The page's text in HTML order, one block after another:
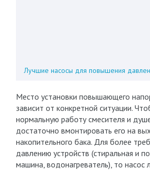
Лучшие насосы для повышения
Место установки повышающего
зависит от конкретной ситуации.
нормальную работу смесителя и
достаточно вмонтировать его на
накопительного бака. Для более
давлению устройств (стиральная и
машина, водонагреватель), то насос